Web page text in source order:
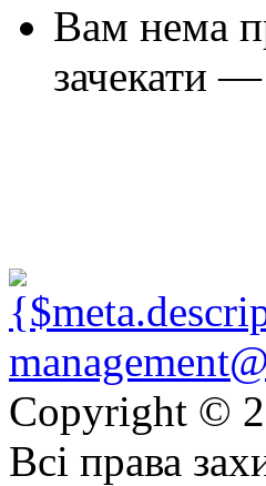
Вам нема
зачекати
Copyright ©
Всі права